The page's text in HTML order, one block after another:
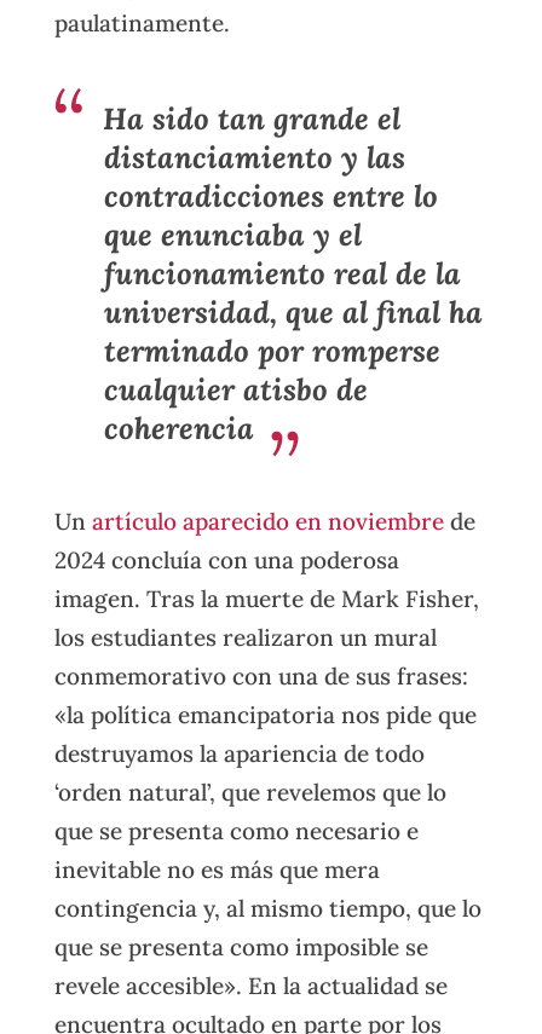
paulatinamente.
Ha sido tan grande el
distanciamiento y las
contradicciones entre lo
que enunciaba y el
funcionamiento real de la
universidad, que al final ha
terminado por romperse
cualquier atisbo de
coherencia
Un artículo aparecido en noviembrede
2024 concluía con una poderosa
imagen. Tras la muerte de Mark Fisher,
los estudiantes realizaron un mural
conmemorativo con una de sus frases:
«la política emancipatoria nos pide que
destruyamos la apariencia de todo
‘orden natural’, que revelemos que lo
que se presenta como necesario e
inevitable no es más que mera
contingencia y, al mismo tiempo, que lo
que se presenta como imposible se
revele accesible». En la actualidad se
encuentra ocultado en parte por los